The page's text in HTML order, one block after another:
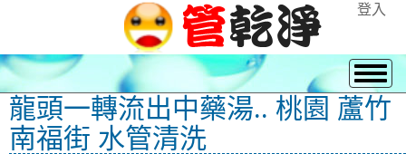
登入
龍頭一轉流出中藥湯.. 桃園 蘆竹
南福街 水管清洗